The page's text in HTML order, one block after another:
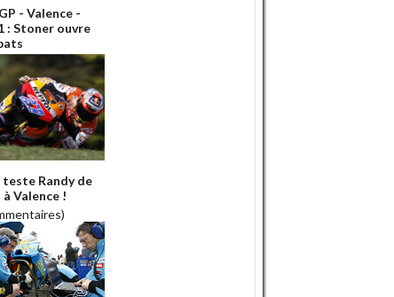
- Valence -
: Stoner ouvre
teste Randy de
Valence !